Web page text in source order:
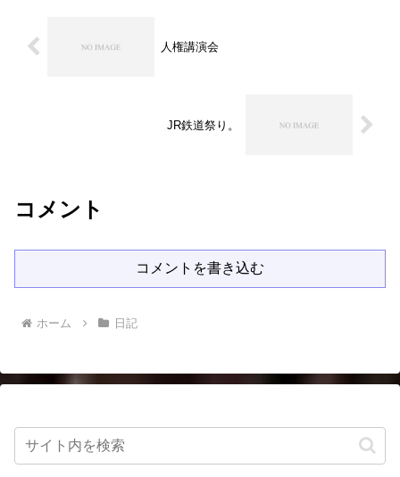
人権講演会
JR鉄道祭り。
コメント
コメントを書き込む
ホーム 日記